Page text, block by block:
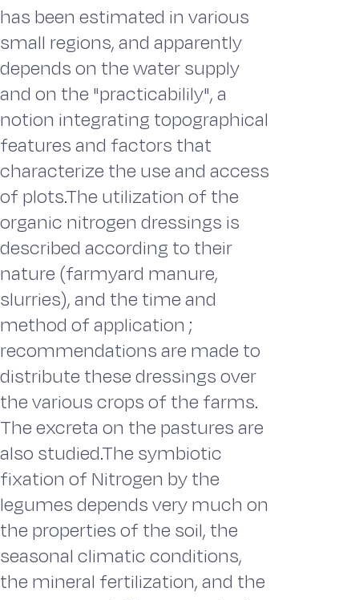
has been estimated in various
small regions, and apparently
depends on the water supply
and on the "practicabilily", a
notion integrating topographical
features and factors that
characterize the use and access
of plots.The utilization of the
organic nitrogen dressings is
described according to their
nature (farmyard manure,
slurries), and the time and
method of application ;
recommendations are made to
distribute these dressings over
the various crops of the farms.
The excreta on the pastures are
also studied.The symbiotic
fixation of Nitrogen by the
legumes depends very much on
the properties of the soil, the
seasonal climatic conditions,
the mineral fertilization, and the